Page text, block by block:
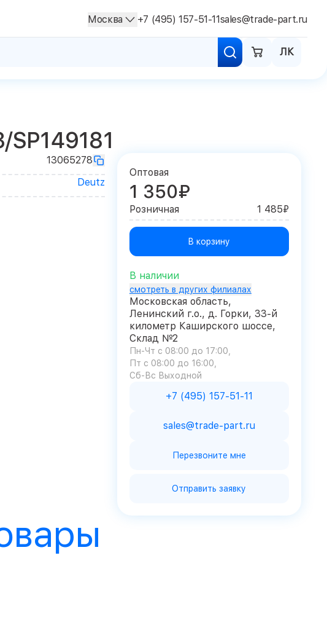
ЛК
Москва +7 (495) 157-51-11sales@trade-part.ru
13065278
Deutz
Оптовая
1 350₽
Розничная 1 485₽
В корзину
В наличии
смотреть в других филиалах
Московская область,
Ленинский г.о., д. Горки, 33-й
километр Каширского шоссе,
Склад №2
Пн-Чт с 08:00 до 17:00
Пт с 08:00 до 16:00
Сб-Вс Выходной
+7 (495) 157-51-11
sales@trade-part.ru
Перезвоните мне
Отправить заявку